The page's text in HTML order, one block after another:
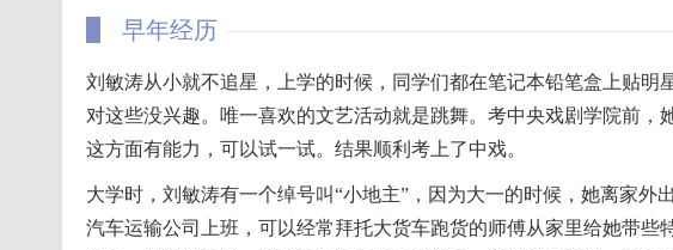
早年经历
刘敏涛从小就不追星，上学的时候，同学们都在笔记本铅笔盒上贴
对这些没兴趣。唯一喜欢的文艺活动就是跳舞。考中央戏剧学院前
这方面有能力，可以试一试。结果顺利考上了中戏。
大学时，刘敏涛有一个绰号叫“小地主”，因为大一的时候，她离家
汽车运输公司上班，可以经常拜托大货车跑货的师傅从家里给她带